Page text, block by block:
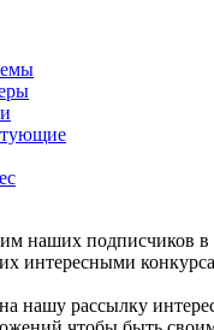
наших подписчиков в
интересными
нашу рассылку